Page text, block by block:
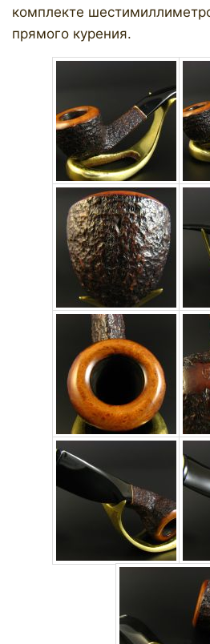
комплекте
прямого курения.